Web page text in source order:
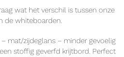
wat het verschil is tussen onze
de whiteboarden.
– mat/zijdeglans – minder gevoelig
stoffig geverfd krijtbord. Perfect